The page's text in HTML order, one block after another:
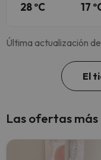
28 ºC 17
Última actualización
El
Las ofertas